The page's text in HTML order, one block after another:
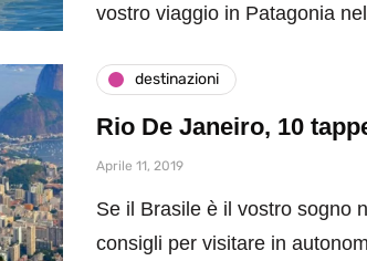
vostro viaggio in Patagonia
destinazioni
Rio De Janeiro, 10
Aprile 11, 2019
Se il Brasile è il vostro sogno
consigli per visitare in